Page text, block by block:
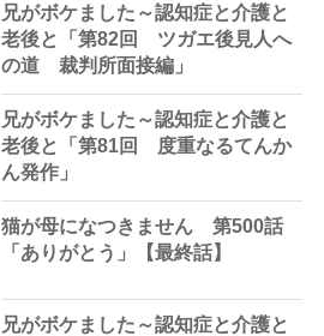
兄がボケました～認知症と介護と
老後と「第82回 ツガエ後見人へ
の道 裁判所面接編」
兄がボケました～認知症と介護と
老後と「第81回 度重なるてんか
ん発作」
猫が母になつきません 第500話
「ありがとう」【最終話】
兄がボケました～認知症と介護と